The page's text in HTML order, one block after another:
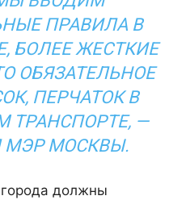
ПРАВИЛА В
БОЛЕЕ ЖЕСТКИЕ
ОБЯЗАТЕЛЬНОЕ
ПЕРЧАТОК В
ТРАНСПОРТЕ, —
МЭР МОСКВЫ.
должны